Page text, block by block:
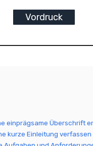
Vordruck
einprägsame Überschrift
kurze Einleitung verfassen